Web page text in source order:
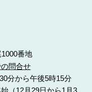
番地
問合せ
分から午後5時15分